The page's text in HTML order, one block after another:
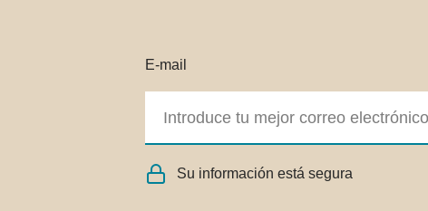
E-mail
Su información está segura